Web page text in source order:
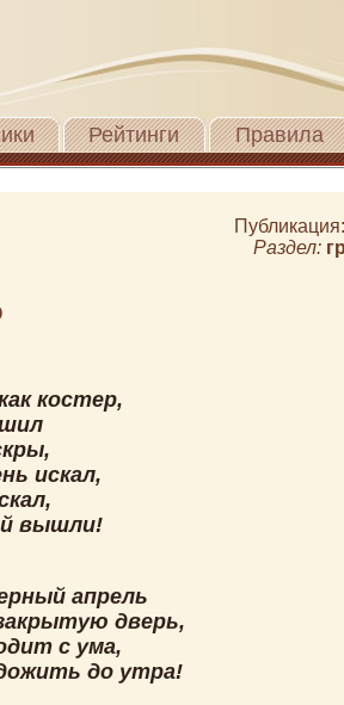
Рейтинги Правила
Раздел:
костер,
искал,
вышли!
апрель
дверь,
с ума,
до утра!